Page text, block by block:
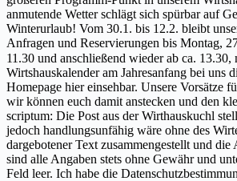
anmutende Wetter schlägt sich spürbar auf
Winterurlaub! Vom 30.1. bis 12.2. bleibt
Anfragen und Reservierungen bis Montag,
11.30 und anschließend wieder ab ca.
Wirtshauskalender am Jahresanfang bei uns
Homepage hier einsehbar. Unsere Vorsätze
wir können euch damit anstecken und den
scriptum: Die Post aus der Wirthauskuchl
jedoch handlungsunfähig wäre ohne des
dargebotener Text zusammengestellt und
sind alle Angaben stets ohne Gewähr und
Feld leer. Ich habe die